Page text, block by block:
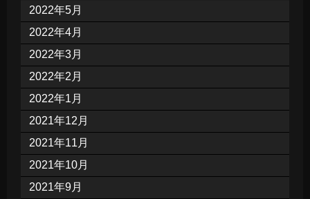
2022年5月
2022年4月
2022年3月
2022年2月
2022年1月
2021年12月
2021年11月
2021年10月
2021年9月